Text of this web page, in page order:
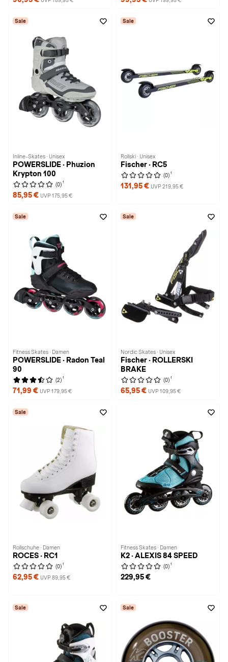
Sale
Inline-Skates · Unisex
POWERSLIDE · Phuzion
Krypton 100
(0) 1
85,95 € UVP 175,95 €
Sale
Rollski · Unisex
Fischer · RC5
(0) 1
131,95 € UVP 219,95 €
Sale
Fitness Skates · Damen
POWERSLIDE · Radon Teal
90
(2) 1
71,99 € UVP 179,95 €
Sale
Nordic Skates · Unisex
Fischer · ROLLERSKI
BRAKE
(0) 1
65,95 € UVP 109,95 €
Sale
Rollschuhe · Damen
ROCES · RC1
(0) 1
62,95 € UVP 89,95 €
Fitness Skates · Damen
K2 · ALEXIS 84 SPEED
(0) 1
229,95 €
Sale Sale